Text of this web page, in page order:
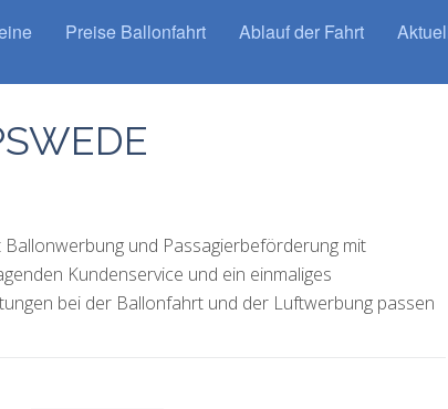
Preise Ballonfahrt Ablauf der Fahrt
und Passagierbeförderung mit
Kundenservice und ein einmaliges
bei der Ballonfahrt und der Luftwerbung passen